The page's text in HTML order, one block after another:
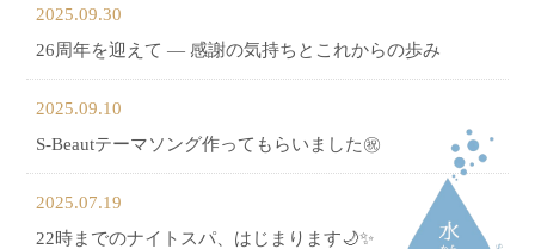
2025.09.30
26周年を迎えて ― 感謝の気持ちとこれからの歩み
2025.09.10
S-Beautテーマソング作ってもらいました㊗
2025.07.19
22時までのナイトスパ、はじまります🌙✨